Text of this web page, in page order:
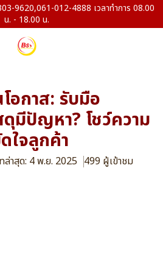
9620,061-012-4888 เวลาทำการ 08.00
น. - 18.00 น.
อกาส: รับมือ
ดุมีปัญหา? โชว์ความ
ใจลูกค้า
ล่าสุด: 4 พ.ย. 2025 499 ผู้เข้าชม